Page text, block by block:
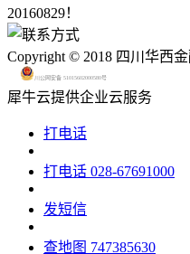
20160829！
Copyright © 2018 四川华西
川公网安备 51015602000580号
犀牛云提供企业云服务
打电话
打电话 028-67691000
发短信
查地图 747385630